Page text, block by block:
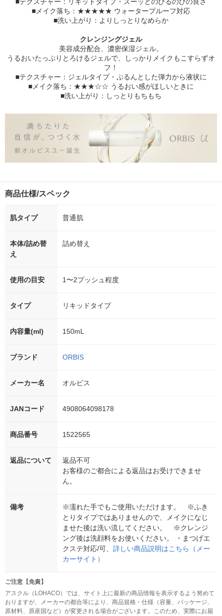
■テクスチャー：リキッドタイプ・スーッとのびるのびの良さ
■メイク落ち：★★★★★ ウォータープルーフ対応
■洗い上がり：よりしっとりなめらか
クレンジングジェル
美容成分配合、濃密保湿ジェル。
うるおいたっぷりとろけるジェルで、しっかりメイクもこすらずオ
フ！
■テクスチャー：ジェルタイプ・ぷるんとした弾力から液状に
■メイク落ち：★★★☆☆ うるおい感がほしいときに
■洗い上がり：しっとりもちもち
商品仕様/スペック
肌タイプ 普通肌
本体/詰め替
え
詰め替え
使用の目安 1〜2プッシュ程度
タイプ リキッドタイプ
内容量(ml) 150mL
ブランド ORBIS
メーカー名 オルビス
JANコード 4908064098178
商品番号 1522565
返品について
返品不可
お客様のご都合による返品はお受けできませ
ん。
備考
※濡れた手でもご使用いただけます。 ※ふき
とりタイプではありませんので、メイクになじ
ませた後は洗い流してください。 ※クレンジ
ング後は洗顔料をお使いください。 ・まつげエ
クステ対応/可、 詳しい商品説明はこちら（メー
カーサイト）
ご注意【免責】
アスクル（LOHACO）では、サイト上に最新の商品情報を表示するよう努めて
おりますが、メーカーの都合等により、商品規格・仕様（容量、パッケージ、
原材料、原産国など）が変更される場合がございます。このため、実際にお届